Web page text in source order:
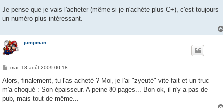
s
a
Je pense que je vais l'acheter (même si je n'achète plus C+), c'est toujours
un numéro plus intéressant.
jumpman
M
s
a
g
mar. 18 août 2009 00:18
Alors, finalement, tu l'as acheté ? Moi, je l'ai "zyeuté" vite-fait et un truc
m'a choqué : Son épaisseur. A peine 80 pages... Bon ok, il n'y a pas de
pub, mais tout de même...